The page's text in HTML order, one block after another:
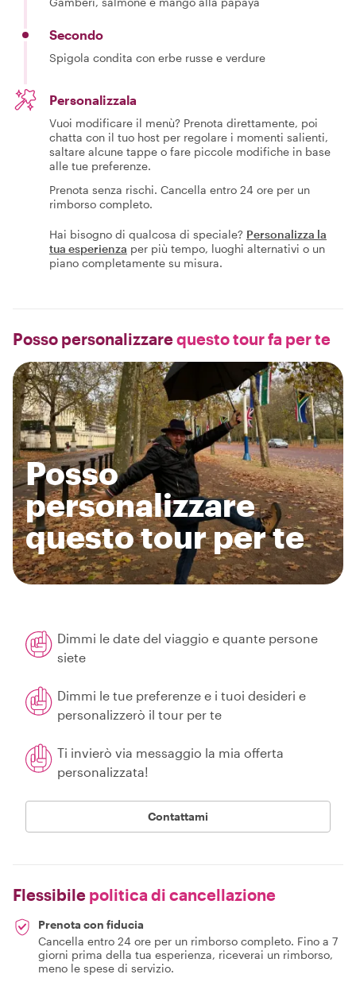
Secondo
Spigola condita con erbe russe e verdure
Personalizzala
Vuoi modificare il menù? Prenota direttamente, poi
chatta con il tuo host per regolare i momenti salienti,
saltare alcune tappe o fare piccole modifiche in base
alle tue preferenze.
Prenota senza rischi. Cancella entro 24 ore per un
rimborso completo.
Hai bisogno di qualcosa di speciale? Personalizza la
tua esperienza per più tempo, luoghi alternativi o un
piano completamente su misura.
Posso personalizzarequesto tour fa per te
Posso
personalizzare
questo tour per te
Dimmi le date del viaggio e quante persone
siete
Dimmi le tue preferenze e i tuoi desideri e
personalizzerò il tour per te
Ti invierò via messaggio la mia offerta
personalizzata!
Contattami
Flessibile politica di cancellazione
Prenota con fiducia
Cancella entro 24 ore per un rimborso completo. Fino a 7
giorni prima della tua esperienza, riceverai un rimborso,
meno le spese di servizio.